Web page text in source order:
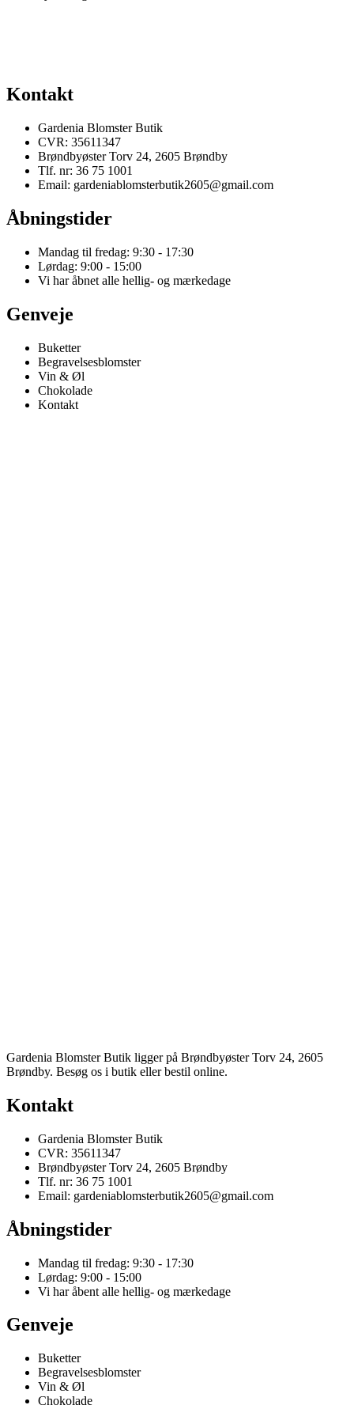
Kontakt
Gardenia Blomster Butik
CVR: 35611347
Brøndbyøster Torv 24, 2605 Brøndby
Tlf. nr: 36 75 1001
Email: gardeniablomsterbutik2605@gmail.com
Åbningstider
Mandag til fredag: 9:30 - 17:30
Lørdag: 9:00 - 15:00
Vi har åbnet alle hellig- og mærkedage
Genveje
Buketter
Begravelsesblomster
Vin & Øl
Chokolade
Kontakt
Gardenia Blomster Butik ligger på Brøndbyøster Torv 24, 2605
Brøndby. Besøg os i butik eller bestil online.
Kontakt
Gardenia Blomster Butik
CVR: 35611347
Brøndbyøster Torv 24, 2605 Brøndby
Tlf. nr: 36 75 1001
Email: gardeniablomsterbutik2605@gmail.com
Åbningstider
Mandag til fredag: 9:30 - 17:30
Lørdag: 9:00 - 15:00
Vi har åbent alle hellig- og mærkedage
Genveje
Buketter
Begravelsesblomster
Vin & Øl
Chokolade